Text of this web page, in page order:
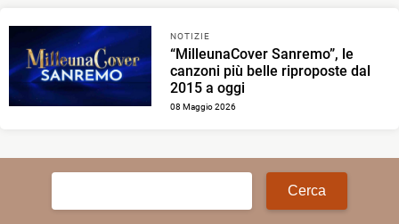
NOTIZIE
“MilleunaCover Sanremo”, le
canzoni più belle riproposte dal
2015 a oggi
08 Maggio 2026
Ricerca